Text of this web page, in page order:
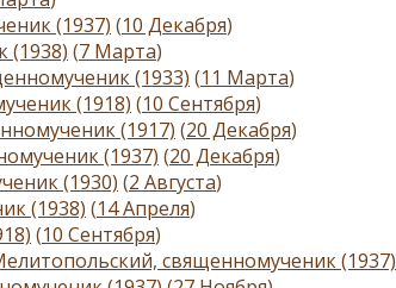
(1937) (10 Декабря)
(1938) (7 Марта)
(1933) (11 Марта)
(1918) (10 Сентября)
(1917) (20 Декабря)
(1937) (20 Декабря)
(1930) (2 Августа)
(1938) (14 Апреля)
(10 Сентября)
священномученик (1937)